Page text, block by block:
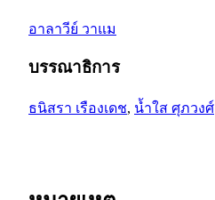
อาลาวีย์ วาแม
บรรณาธิการ
ธนิสรา เรืองเดช, น้ำใส ศุภวงศ์